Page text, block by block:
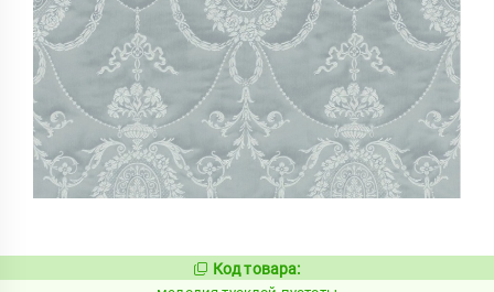
Код:
966449
Код товара: